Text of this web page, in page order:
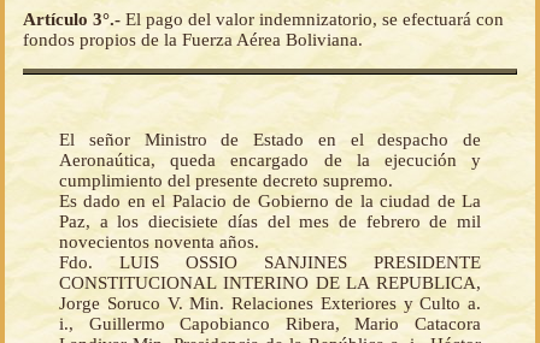
Artículo 3°.- El pago del valor indemnizatorio, se efectuará con
fondos propios de la Fuerza Aérea Boliviana.
El señor Ministro de Estado en el despacho de
Aeronaútica, queda encargado de la ejecución y
cumplimiento del presente decreto supremo.
Es dado en el Palacio de Gobierno de la ciudad de La
Paz, a los diecisiete días del mes de febrero de mil
novecientos noventa años.
Fdo. LUIS OSSIO SANJINES PRESIDENTE
CONSTITUCIONAL INTERINO DE LA REPUBLICA,
Jorge Soruco V. Min. Relaciones Exteriores y Culto a.
i., Guillermo Capobianco Ribera, Mario Catacora